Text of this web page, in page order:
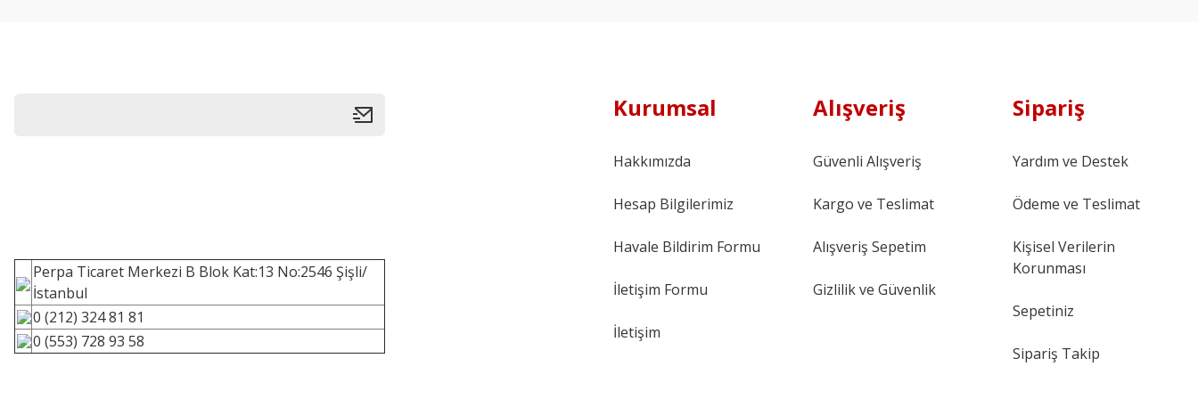
Perpa Ticaret Merkezi B Blok Kat:13 No:2546 Şişli/
İstanbul
0 (212) 324 81 81
0 (553) 728 93 58
Kurumsal
Hakkımızda
Hesap Bilgilerimiz
Havale Bildirim Formu
İletişim Formu
İletişim
Alışveriş
Güvenli Alışveriş
Kargo ve Teslimat
Alışveriş Sepetim
Gizlilik ve Güvenlik
Sipariş
Yardım ve Destek
Ödeme ve Teslimat
Kişisel Verilerin
Korunması
Sepetiniz
Sipariş Takip